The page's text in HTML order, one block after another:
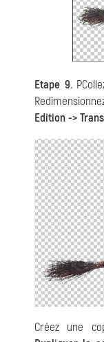
Etape 9.
Edition ->
Créez une